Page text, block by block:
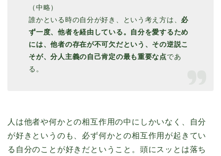
（中略）
誰かといる時の自分が好き、という考え方は、 必
ず一度、他者を経由している。自分を愛するため
には、他者の存在が不可欠だという、その逆説こ
そが、分人主義の自己肯定の最も重要な点であ
る。
人は他者や何かとの相互作用の中にしかいなく、自分
が好きというのも、必ず何かとの相互作用が起きてい
る自分のことが好きだということ。頭にスッとは落ち